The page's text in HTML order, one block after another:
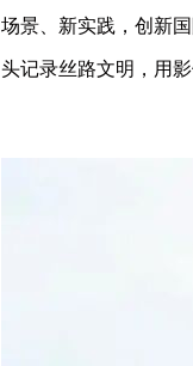
场景、新实践，创新
头记录丝路文明，用影